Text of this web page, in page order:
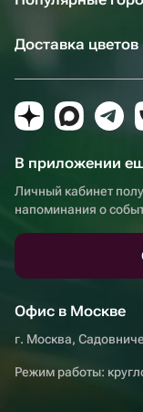
Доставка
В приложении
Личный кабинет
напоминания о
Офис в Москве
г. Москва,
Режим работы: